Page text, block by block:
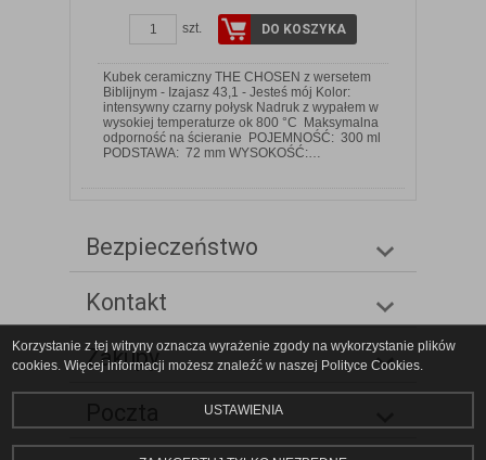
szt. DO KOSZYKA
Kubek ceramiczny THE CHOSEN z wersetem
Biblijnym - Izajasz 43,1 - Jesteś mój Kolor:
intensywny czarny połysk Nadruk z wypałem w
wysokiej temperaturze ok 800 °C Maksymalna
odporność na ścieranie POJEMNOŚĆ: 300 ml
PODSTAWA: 72 mm WYSOKOŚĆ:…
Bezpieczeństwo
Kontakt
Zakupy
Korzystanie z tej witryny oznacza wyrażenie zgody na wykorzystanie plików
cookies. Więcej informacji możesz znaleźć w naszej Polityce Cookies.
USTAWIENIA